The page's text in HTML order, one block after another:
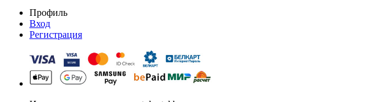
Профиль
Вход
Регистрация